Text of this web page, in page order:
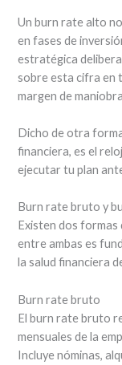
Un burn rate alto
en fases de
estratégica
sobre esta cifra en
margen de
Dicho de otra
financiera, es el
ejecutar tu plan
Burn rate bruto y
Existen dos formas
entre ambas es
la salud financiera
Burn rate bruto
El burn rate bruto
mensuales de la
Incluye nóminas,